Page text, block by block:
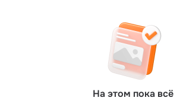
На этом пока всё